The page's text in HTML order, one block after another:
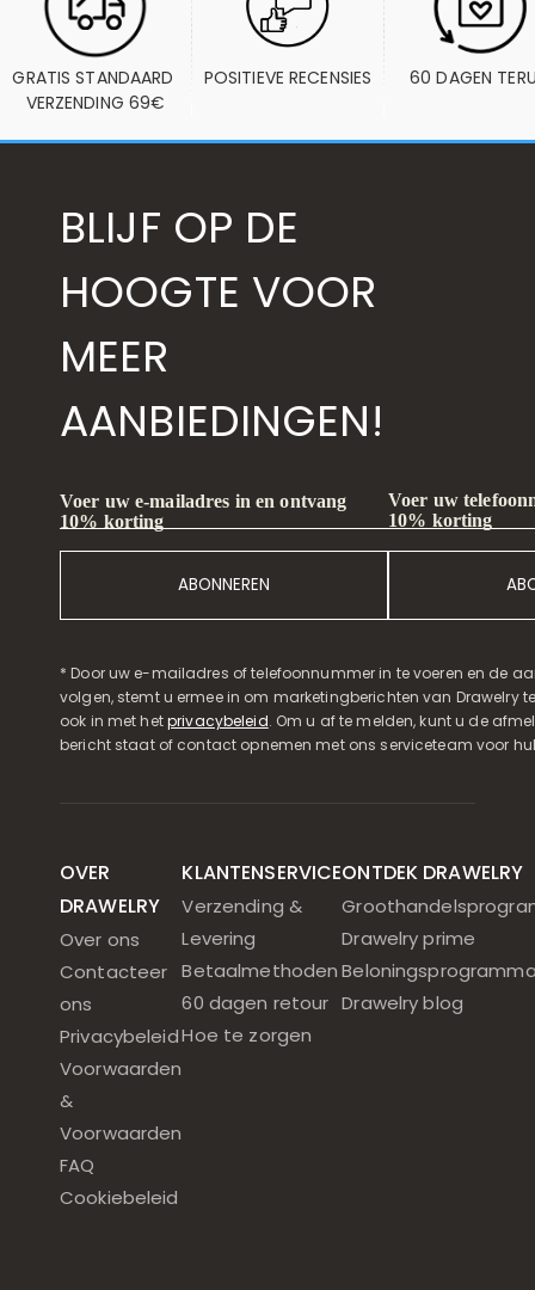
GRATIS STANDAARD
VERZENDING 69€
POSITIEVE RECENSIES 60 DAGEN
BLIJF OP DE
HOOGTE VOOR
MEER
AANBIEDINGEN!
Voer uw e-mailadres in en ontvang
10% korting
ABONNEREN
Voer uw
10% korting
* Door uw e-mailadres of telefoonnummer in te voeren en de
volgen, stemt u ermee in om marketingberichten van Drawelry
ook in met hetprivacybeleid. Om u af te melden, kunt u de
bericht staat of contact opnemen met ons serviceteam voor
OVER
DRAWELRY
Over ons
Contacteer
ons
Privacybeleid
Voorwaarden
&
Voorwaarden
FAQ
Cookiebeleid
KLANTENSERVICE
Verzending &
Levering
Betaalmethoden
60 dagen retour
Hoe te zorgen
ONTDEK DRAWELRY
Drawelry prime
Drawelry blog